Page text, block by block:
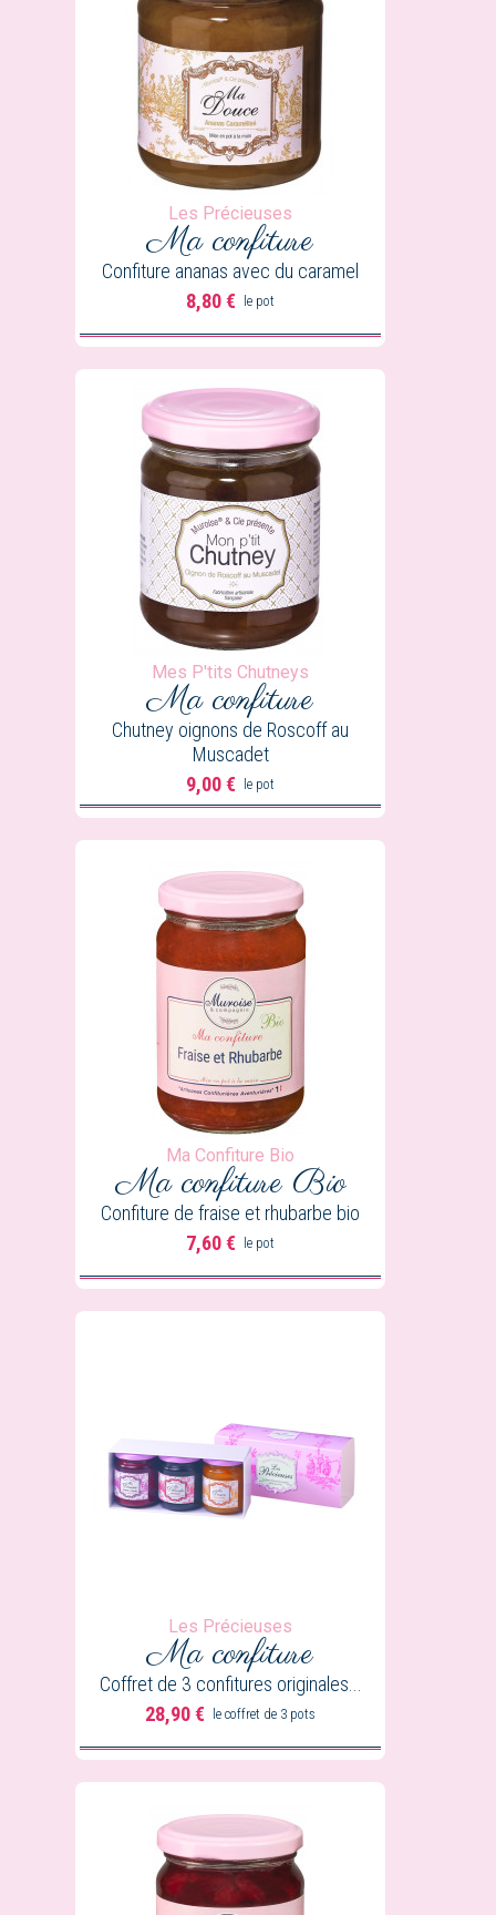
Les Précieuses
Ma confiture
Confiture ananas avec du caramel
Prix
8,80 € le pot
Mes P'tits Chutneys
Ma confiture
Chutney oignons de Roscoff au
Muscadet
Prix
9,00 € le pot
Ma Confiture Bio
Ma confiture Bio
Confiture de fraise et rhubarbe bio
Prix
7,60 € le pot
Les Précieuses
Ma confiture
Coffret de 3 confitures originales...
Prix
28,90 € le coffret de 3 pots